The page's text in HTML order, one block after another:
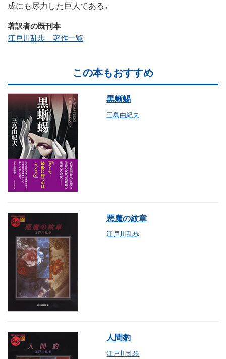
成にも尽力した巨人である。
著訳者の既刊本
江戸川乱歩 著作一覧
この本もおすすめ
黒蜥蜴
三島由紀夫
悪魔の紋章
江戸川乱歩
人間豹
江戸川乱歩